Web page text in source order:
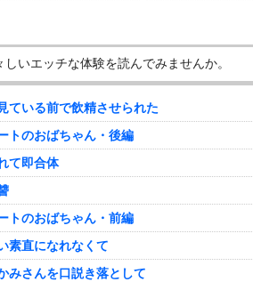
いエッチな体験を読んでみませんか。
ている前で飲精させられた
トのおばちゃん・後編
て即合体
トのおばちゃん・前編
素直になれなくて
みさんを口説き落として